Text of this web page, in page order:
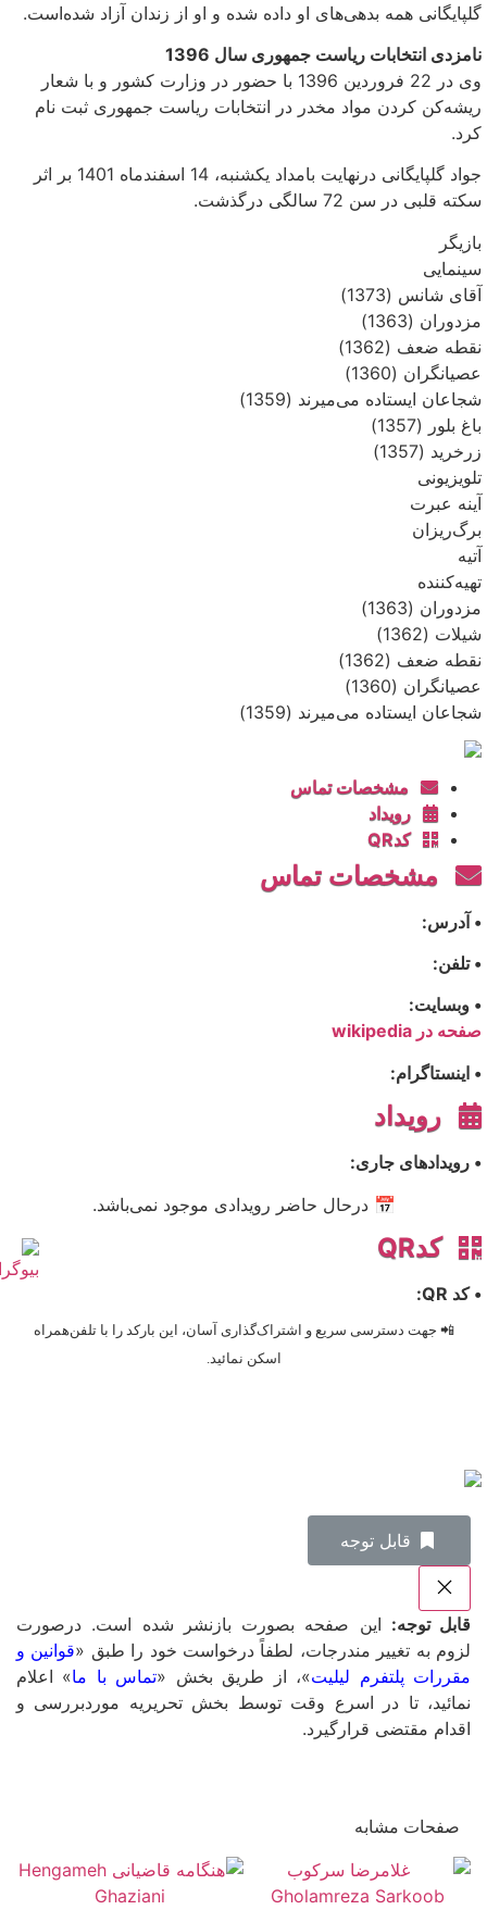
گلپایگانی همه بدهی‌های او داده شده و او از زندان آزاد شده‌است.
نامزدی انتخابات ریاست جمهوری سال 1396
وی در 22 فروردین 1396 با حضور در وزارت کشور و با شعار
ریشه‌کن کردن مواد مخدر در انتخابات ریاست جمهوری ثبت نام
کرد.
جواد گلپایگانی درنهایت بامداد یکشنبه، 14 اسفندماه 1401 بر اثر
سکته قلبی در سن 72 سالگی درگذشت.
بازیگر
سینمایی
آقای شانس (1373)
مزدوران (1363)
نقطه ضعف (1362)
عصیانگران (1360)
شجاعان ایستاده می‌میرند (1359)
باغ بلور (1357)
زرخرید (1357)
تلویزیونی
آینه عبرت
برگ‌ریزان
آتیه
تهیه‌کننده
مزدوران (1363)
شیلات (1362)
نقطه ضعف (1362)
عصیانگران (1360)
شجاعان ایستاده می‌میرند (1359)
مشخصات تماس
رویداد
کدQR
مشخصات تماس
• آدرس:
• تلفن:
• وبسایت:
صفحه در wikipedia
• اینستاگرام:
رویداد
• رویدادهای جاری:
📅 درحال حاضر رویدادی موجود نمی‌باشد.
کدQR
• کد QR:
📲 جهت دسترسی سریع و اشتراک‌گذاری آسان، این بارکد را با تلفن‌همراه
اسکن نمائید.
‌قابل توجه
قابل توجه: این صفحه بصورت بازنشر شده است. درصورت
لزوم به تغییر مندرجات، لطفاً درخواست خود را طبق «قوانین و
مقررات پلتفرم لیلیت»، از طریق بخش «تماس با ما» اعلام
نمائید، تا در اسرع وقت توسط بخش تحریریه موردبررسی و
اقدام مقتضی قرارگیرد.
صفحات مشابه